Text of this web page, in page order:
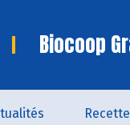
Biocoop